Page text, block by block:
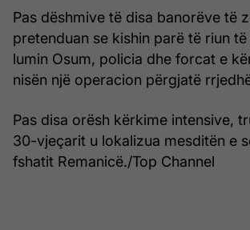
Pas dëshmive të disa banorëve të
pretenduan se kishin parë të riun
lumin Osum, policia dhe forcat e
nisën një operacion përgjatë
Pas disa orësh kërkime intensive,
30-vjeçarit u lokalizua mesditën e
fshatit Remanicë./Top Channel